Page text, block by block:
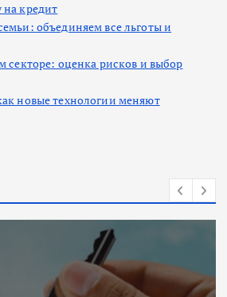
на кредит
объединяем все льготы и
оценка рисков и выбор
новые технологии меняют